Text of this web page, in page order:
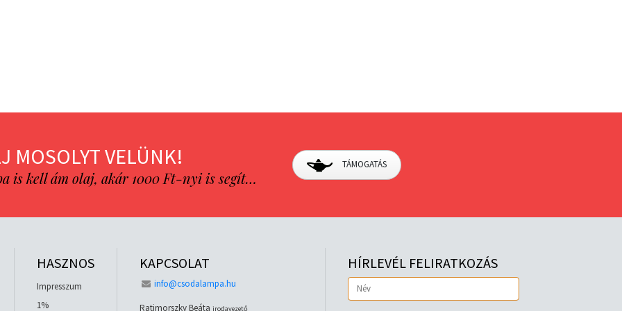
MOSOLYT VELÜNK!
is kell ám olaj, akár 1000 Ft-nyi is segít…
TÁMOGATÁS
HASZNOS
Impresszum
1%
KAPCSOLAT
info@csodalampa.hu
Ratimorszky Beáta irodavezető
HÍRLEVÉL FELIRATKOZÁS